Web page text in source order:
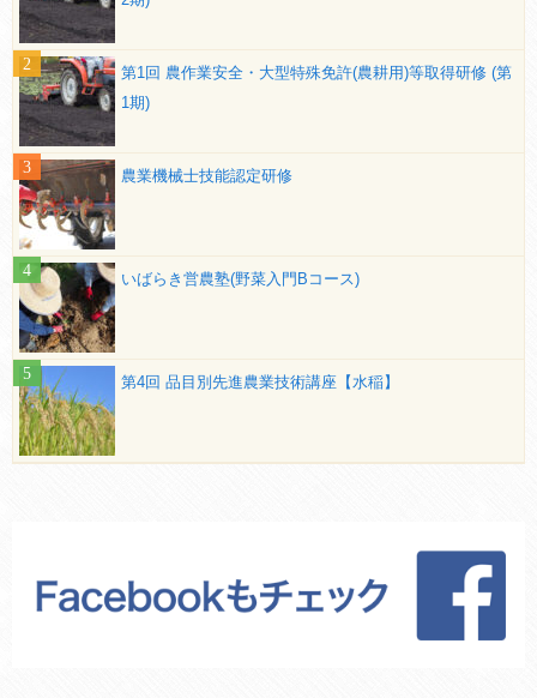
第1回 農作業安全・大型特殊免許(農耕用)等取得研修 (第
1期)
農業機械士技能認定研修
いばらき営農塾(野菜入門Bコース)
第4回 品目別先進農業技術講座【水稲】